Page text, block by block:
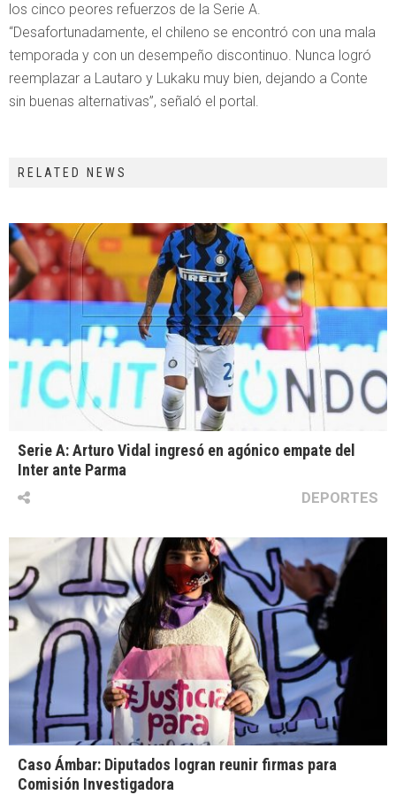
los cinco peores refuerzos de la Serie A.
“Desafortunadamente, el chileno se encontró con una mala
temporada y con un desempeño discontinuo. Nunca logró
reemplazar a Lautaro y Lukaku muy bien, dejando a Conte
sin buenas alternativas”, señaló el portal.
RELATED NEWS
Serie A: Arturo Vidal ingresó en agónico empate del
Inter ante Parma
DEPORTES
Caso Ámbar: Diputados logran reunir firmas para
Comisión Investigadora